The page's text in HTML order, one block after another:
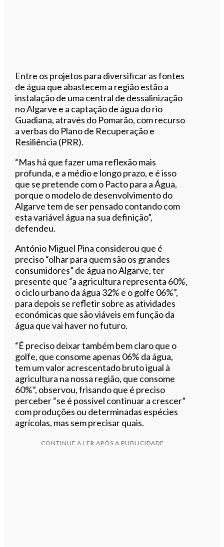
Entre os projetos para diversificar as fontes
de água que abastecem a região estão a
instalação de uma central de dessalinização
no Algarve e a captação de água do rio
Guadiana, através do Pomarão, com recurso
a verbas do Plano de Recuperação e
Resiliência (PRR).
“Mas há que fazer uma reflexão mais
profunda, e a médio e longo prazo, e é isso
que se pretende com o Pacto para a Água,
porque o modelo de desenvolvimento do
Algarve tem de ser pensado contando com
esta variável água na sua definição”,
defendeu.
António Miguel Pina considerou que é
preciso “olhar para quem são os grandes
consumidores” de água no Algarve, ter
presente que “a agricultura representa 60%,
o ciclo urbano da água 32% e o golfe 06%”,
para depois se refletir sobre as atividades
económicas que são viáveis em função da
água que vai haver no futuro.
“É preciso deixar também bem claro que o
golfe, que consome apenas 06% da água,
tem um valor acrescentado bruto igual à
agricultura na nossa região, que consome
60%”, observou, frisando que é preciso
perceber “se é possível continuar a crescer”
com produções ou determinadas espécies
agrícolas, mas sem precisar quais.
CONTINUE A LER APÓS A PUBLICIDADE